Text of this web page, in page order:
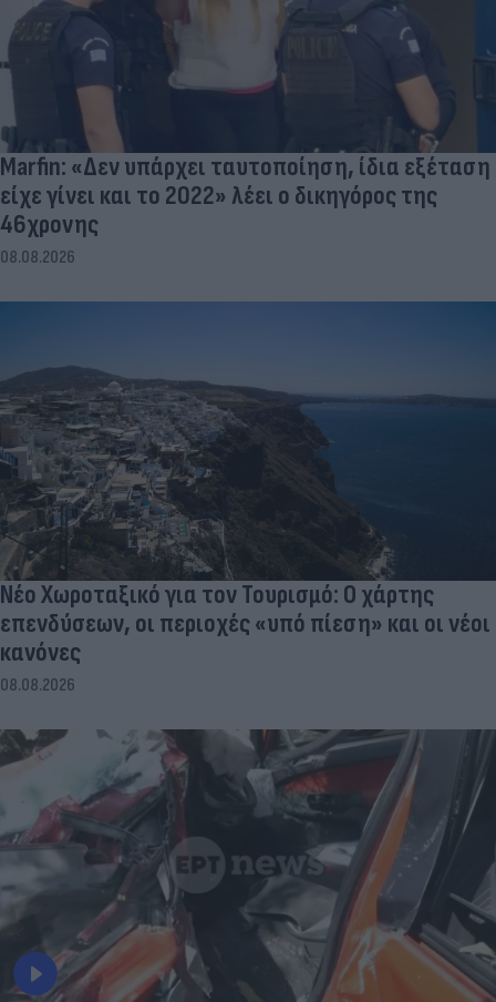
Marfin: «Δεν υπάρχει ταυτοποίηση, ίδια εξέταση
είχε γίνει και το 2022» λέει ο δικηγόρος της
46χρονης
08.08.2026
Νέο Χωροταξικό για τον Τουρισμό: Ο χάρτης
επενδύσεων, οι περιοχές «υπό πίεση» και οι νέοι
κανόνες
08.08.2026